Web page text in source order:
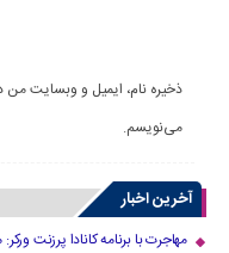
ذخیره نام، ایمیل و وبسایت من
می‌نویسم.
آخرین اخبار
مهاجرت با برنامه کانادا پرزنت